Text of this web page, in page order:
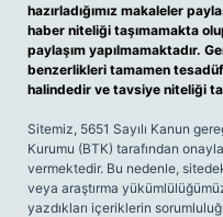
hazırladığımız makaleler
haber niteliği taşımamakta
paylaşım yapılmamaktadır.
benzerlikleri tamamen
halindedir ve tavsiye niteliği
Sitemiz, 5651 Sayılı Kanun
Kurumu (BTK) tarafından
vermektedir. Bu nedenle,
veya araştırma
yazdıkları içeriklerin